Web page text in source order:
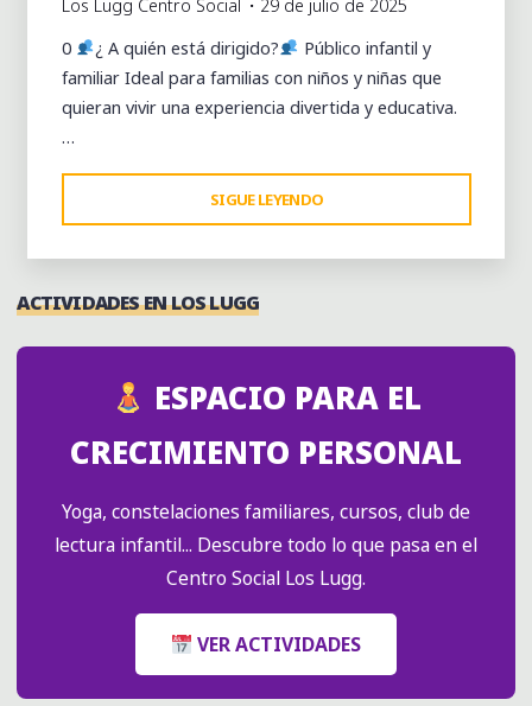
Los Lugg Centro Social
29 de julio de 2025
0
​¿ A quién está dirigido?
​ Público infantil y
familiar Ideal para familias con niños y niñas que
quieran vivir una experiencia divertida y educativa.
…
SIGUE LEYENDO
AMIGOS
DEL
ACTIVIDADES EN LOS LUGG
ESPACIO PARA EL
CRECIMIENTO PERSONAL
Yoga, constelaciones familiares, cursos, club de
lectura infantil... Descubre todo lo que pasa en el
Centro Social Los Lugg.
VER ACTIVIDADES